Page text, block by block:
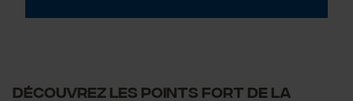
DÉCOUVREZ LES POINTS FORT DE LA